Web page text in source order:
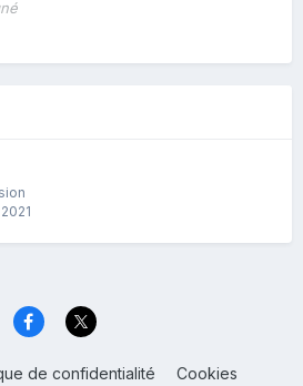
de confidentialité Cookies